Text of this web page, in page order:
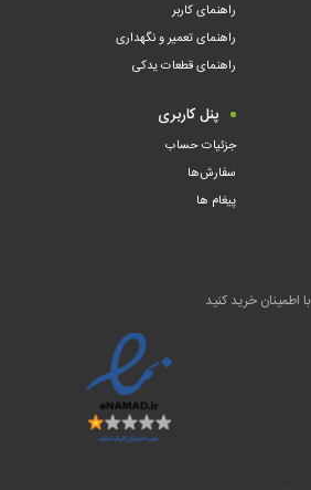
راهنمای کاربر
راهنمای تعمیر و نگهداری
راهنمای قطعات یدکی
پنل کاربری
جزئیات حساب
سفارش‌ها
پیغام ها
با اطمینان خرید کنید